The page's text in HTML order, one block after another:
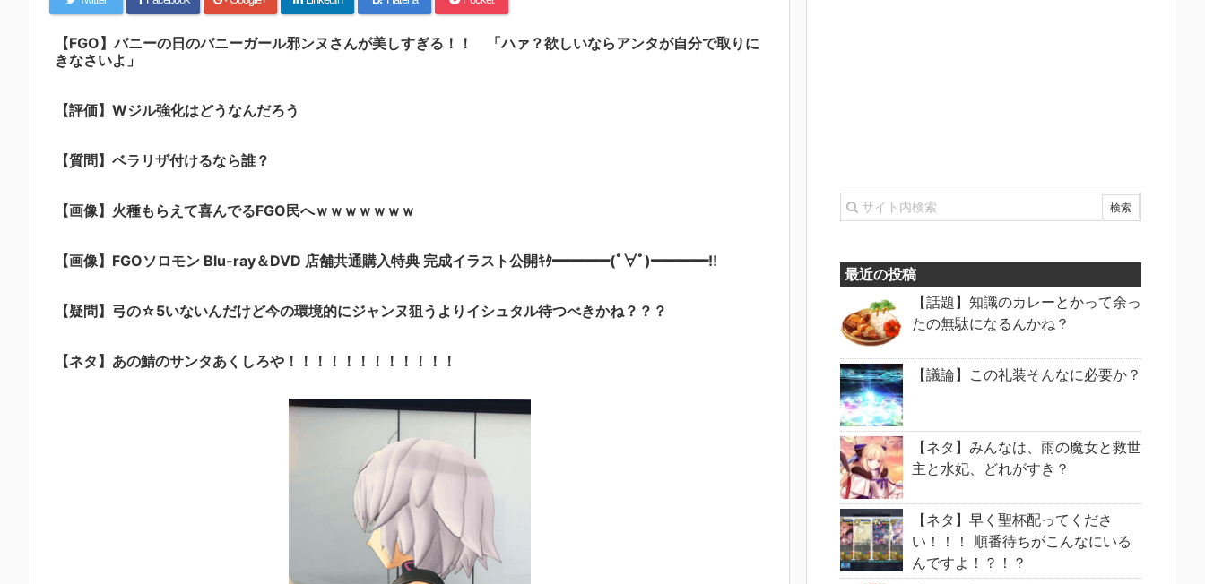
【FGO】バニーの日のバニーガール邪ンヌさんが美しすぎる！！ 「ハァ？欲しいならアンタが自分で取りに
きなさいよ」
【評価】Wジル強化はどうなんだろう
【質問】ベラリザ付けるなら誰？
【画像】火種もらえて喜んでるFGO民へｗｗｗｗｗｗｗ
【画像】FGOソロモン Blu-ray＆DVD 店舗共通購入特典 完成イラスト公開ｷﾀ━━━━(ﾟ∀ﾟ)━━━━!!
【疑問】弓の☆5いないんだけど今の環境的にジャンヌ狙うよりイシュタル待つべきかね？？？
【ネタ】あの鯖のサンタあくしろや！！！！！！！！！！！！
最近の投稿
【話題】知識のカレーとかって余っ
たの無駄になるんかね？
【議論】この礼装そんなに必要か？
【ネタ】みんなは、雨の魔女と救世
主と水妃、どれがすき？
【ネタ】早く聖杯配ってくださ
い！！！ 順番待ちがこんなにいる
んですよ！？！？